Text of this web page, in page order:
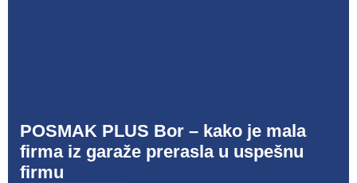
POSMAK PLUS Bor – kako je mala
firma iz garaže prerasla u uspešnu
firmu